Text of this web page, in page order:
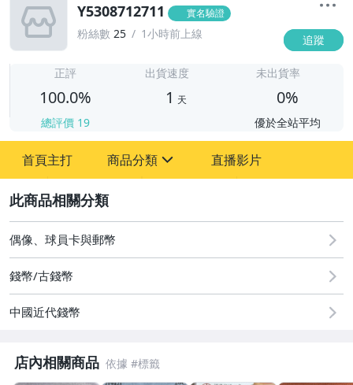
Y5308712711 實名驗證
粉絲數 25 1小時前上線 追蹤
正評
100.0%
總評價 19
出貨速度
1 天
未出貨率
0%
優於全站平均
首頁主打 商品分類
圖書/影音/文具
手機、配件與通訊
玩具、模型與公仔
直播影片
偶像、球員卡與郵幣
錢幣/古錢幣
中國近代錢幣
店內相關商品